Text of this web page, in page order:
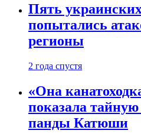
Пять
попытались
регионы
2 года спустя
«Она
показала
панды Катюши